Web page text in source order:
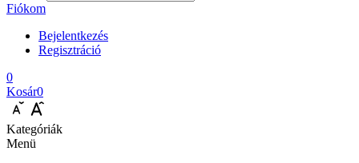
Fiókom
Bejelentkezés
Regisztráció
0
Kosár0
Kategóriák
Menü